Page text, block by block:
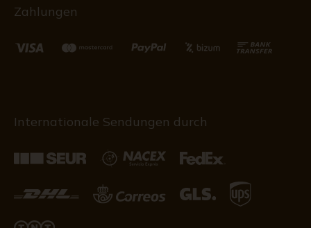
Zahlungen
Internationale Sendungen durch